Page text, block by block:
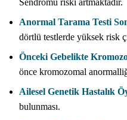
Anormal Tarama Testi
dörtlü testlerde yüksek risk
Önceki Gebelikte
önce kromozomal
Ailesel Genetik Hastalık
bulunması.